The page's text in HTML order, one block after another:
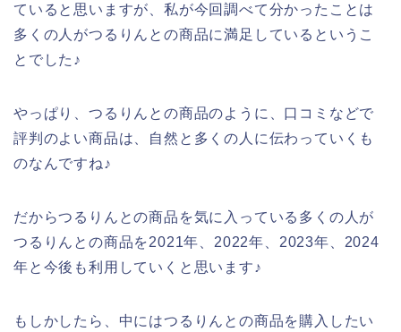
ていると思いますが、私が今回調べて分かったことは
多くの人がつるりんとの商品に満足しているというこ
とでした♪
やっぱり、つるりんとの商品のように、口コミなどで
評判のよい商品は、自然と多くの人に伝わっていくも
のなんですね♪
だからつるりんとの商品を気に入っている多くの人が
つるりんとの商品を2021年、2022年、2023年、2024
年と今後も利用していくと思います♪
もしかしたら、中にはつるりんとの商品を購入したい